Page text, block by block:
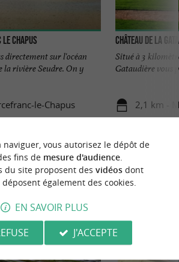
Chapus
directement sur l'océan
la rivière Seudre. On y
le-Chapus
Château de la
Situé à 3
Gataudière vous
2,1 km -
naviguer, vous autorisez le dépôt de
fins de mesure d'audience.
du site proposent des vidéosdont
également des cookies.
EN SAVOIR PLUS
J'ACCEPTE